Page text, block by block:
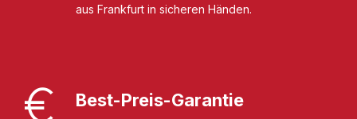
aus Frankfurt in sicheren Händen.
Best-Preis-Garantie